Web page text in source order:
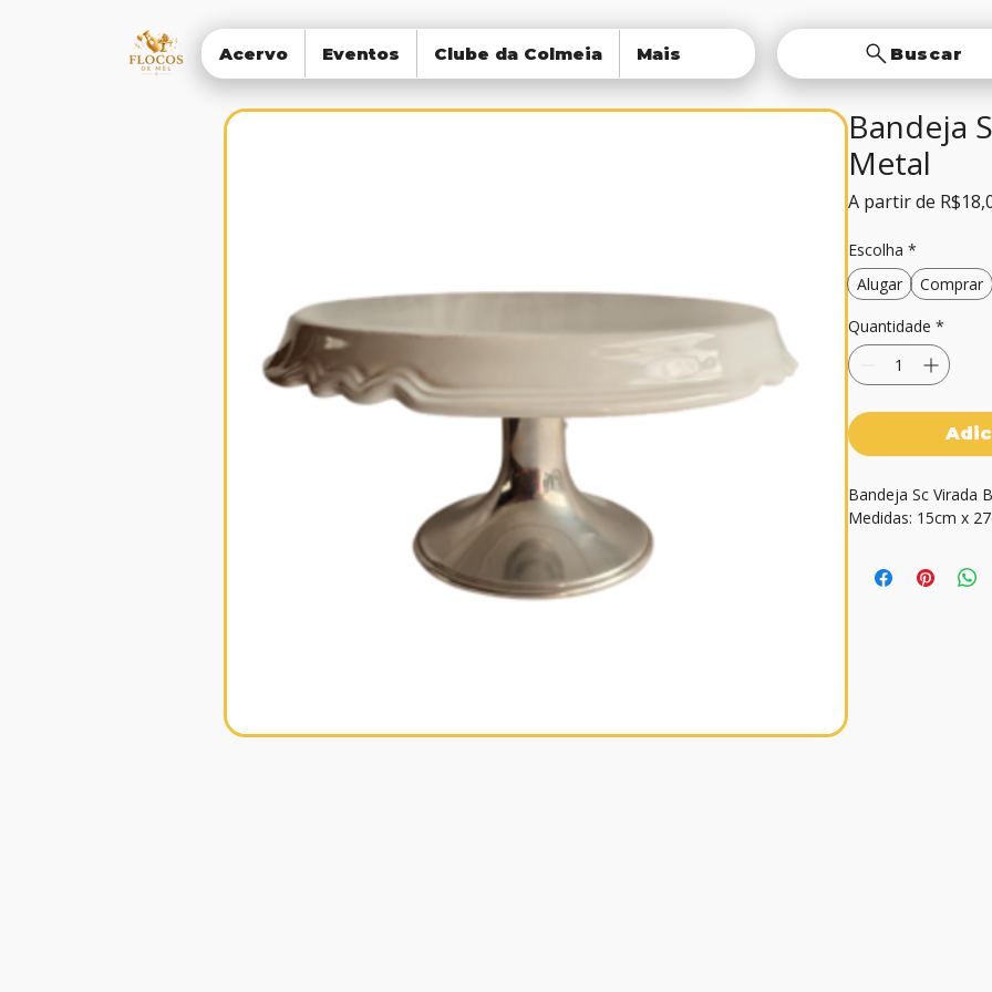
Acervo Eventos Clube da Colmeia Mais Buscar
Bandeja
Metal
A partir de
Escolha *
Alugar
Comprar
Quantidade *
Bandeja Sc Virada
Medidas: 15cm x